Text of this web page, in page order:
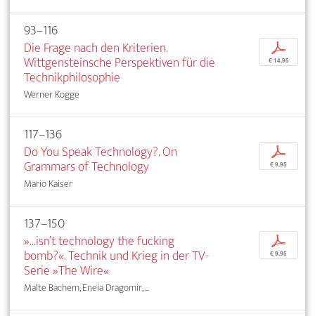
93–116
Die Frage nach den Kriterien.
Wittgensteinsche Perspektiven für die
Technikphilosophie
Werner Kogge
p
€ 14,95
117–136
Do You Speak Technology?. On
Grammars of Technology
Mario Kaiser
p
€ 9,95
137–150
»...isn’t technology the fucking
bomb?«. Technik und Krieg in der TV-
Serie »The Wire«
Malte Bachem, Eneia Dragomir, ...
p
€ 9,95